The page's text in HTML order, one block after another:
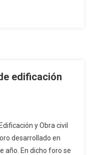
edificación
y Obra civil
desarrollado en
año. En dicho foro se